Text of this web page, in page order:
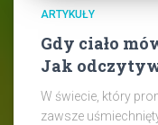
ARTYKUŁY
Gdy ciało
Jak
W świecie, który
zawsze